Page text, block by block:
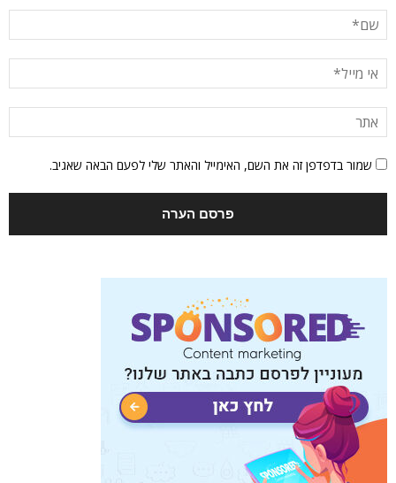
שמור בדפדפן זה את השם, האימייל והאתר שלי לפעם הבאה שאגיב.